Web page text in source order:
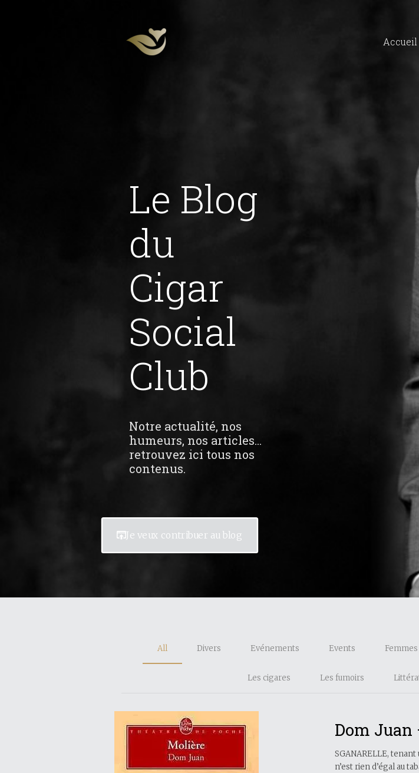
Accueil
Le Blog
du
Cigar
Social
Club
Notre actualité, nos
humeurs, nos articles...
retrouvez ici tous nos
contenus.
Je veux contribuer au blog
All Divers Evénements Events
Les cigares Les fumoirs
Dom Juan
SGANARELLE,
n’est rien d’égal au